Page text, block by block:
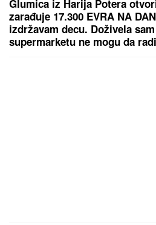
Glumica iz Harija Potera
zarađuje 17.300 EVRA NA
izdržavam decu. Doživela
supermarketu ne mogu da